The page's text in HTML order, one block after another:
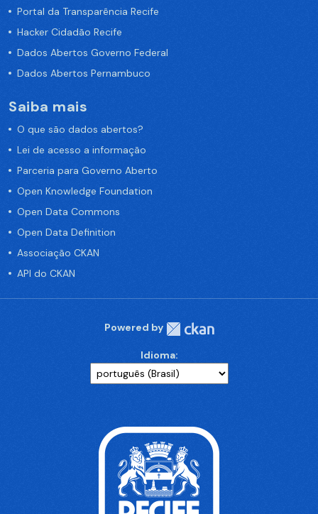
Portal da Transparência Recife
Hacker Cidadão Recife
Dados Abertos Governo Federal
Dados Abertos Pernambuco
Saiba mais
O que são dados abertos?
Lei de acesso a informação
Parceria para Governo Aberto
Open Knowledge Foundation
Open Data Commons
Open Data Definition
Associação CKAN
API do CKAN
Powered by
Idioma